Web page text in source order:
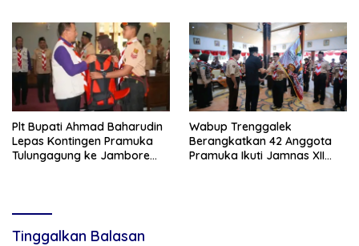
Plt Bupati Ahmad Baharudin
Lepas Kontingen Pramuka
Tulungagung ke Jambore
Wabup Trenggalek
Berangkatkan 42 Anggota
Pramuka Ikuti Jamnas XII
Tinggalkan Balasan